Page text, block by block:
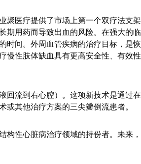
聚医疗提供了市场上第一个双疗法支
期用药而导致出血的风险。在强大的
时间。外周血管疾病的治疗目标，是
慢性肢体缺血具有更高安全性、有效
回流到右心腔）。这项新技术是通过
其他治疗方案的三尖瓣倒流患者。
构性心脏病治疗领域的持份者。未来